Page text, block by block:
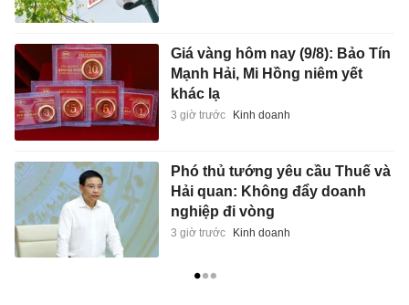
Giá vàng hôm nay (9/8): Bảo Tín
Mạnh Hải, Mi Hồng niêm yết
khác lạ
3 giờ trước Kinh doanh
Phó thủ tướng yêu cầu Thuế và
Hải quan: Không đẩy doanh
nghiệp đi vòng
3 giờ trước Kinh doanh